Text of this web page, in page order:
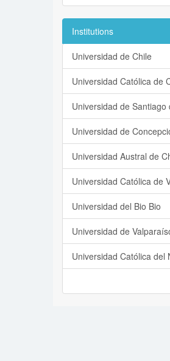
Institutions
Universidad de Chile
Universidad Católica de
Universidad de Santiago
Universidad de
Universidad Austral de
Universidad Católica de
Universidad del Bio Bio
Universidad de
Universidad Católica del